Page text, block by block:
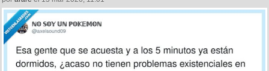
porarareel 13 mar 2026, 11:01